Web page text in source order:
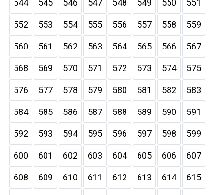
544 545 546 547 548 549 550 551
552 553 554 555 556 557 558 559
560 561 562 563 564 565 566 567
568 569 570 571 572 573 574 575
576 577 578 579 580 581 582 583
584 585 586 587 588 589 590 591
592 593 594 595 596 597 598 599
600 601 602 603 604 605 606 607
608 609 610 611 612 613 614 615